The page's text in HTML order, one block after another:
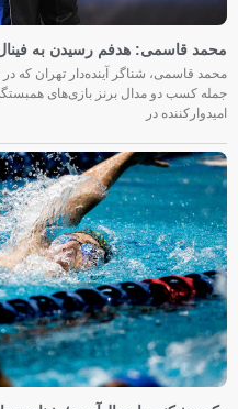
هدفم رسیدن به فینال ۴۰۰ متر بازی‌های آسیایی ناگویاست
شناگر آینده‌دار تهران که در یک سال
دو مدال برنز بازی‌های همبستگی
در